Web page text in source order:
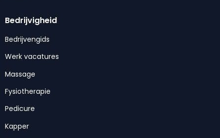
Bedrijvigheid
Bedrijvengids
Werk vacatures
Massage
Fysiotherapie
Pedicure
Kapper